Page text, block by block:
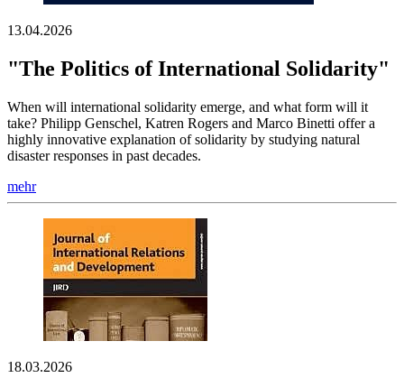
13.04.2026
"The Politics of International Solidarity"
When will international solidarity emerge, and what form will it
take? Philipp Genschel, Katren Rogers and Marco Binetti offer a
highly innovative explanation of solidarity by studying natural
disaster responses in past decades.
mehr
18.03.2026